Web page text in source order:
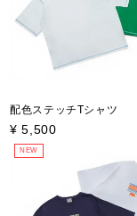
配色ステッチTシャツ
¥ 5,500
NEW